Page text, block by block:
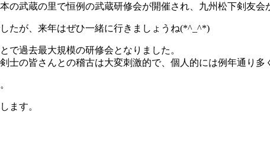
の武蔵の里で恒例の武蔵研修会が開催され、九州松下剣友会
たが、来年はぜひ一緒に行きましょうね(*^_^*)
で過去最大規模の研修会となりました。
士の皆さんとの稽古は大変刺激的で、個人的には例年通り多
ます。